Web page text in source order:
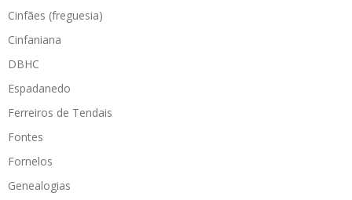
Cinfães (freguesia)
Cinfaniana
DBHC
Espadanedo
Ferreiros de Tendais
Fontes
Fornelos
Genealogias